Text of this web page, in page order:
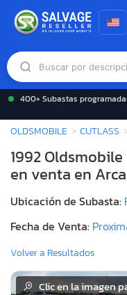
400+ Subastas
OLDSMOBILE CUTLASS
1992 Oldsmobile
en venta en
Ubicación de Subasta:
Fecha de Venta:
Volver a Resultados
Clic en la imagen